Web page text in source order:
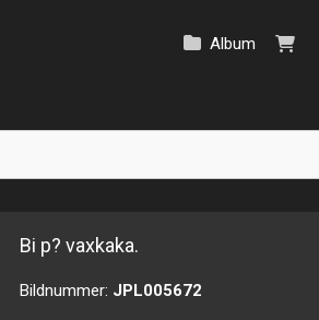
Album
Bi p? vaxkaka.
Bildnummer: JPL005672